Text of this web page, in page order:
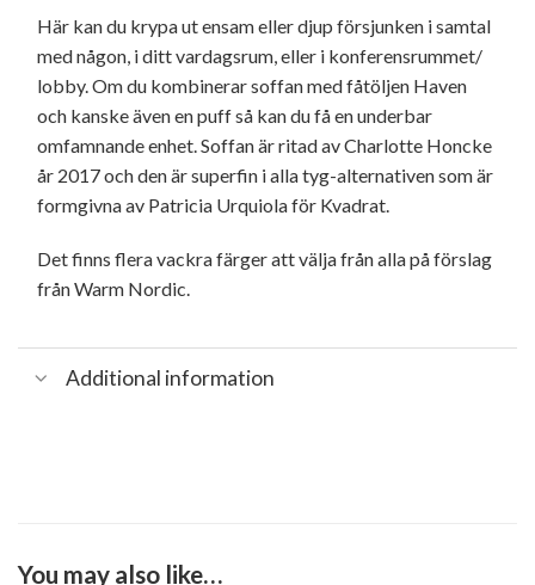
Här kan du krypa ut ensam eller djup försjunken i samtal
med någon, i ditt vardagsrum, eller i konferensrummet/
lobby. Om du kombinerar soffan med fåtöljen Haven
och kanske även en puff så kan du få en underbar
omfamnande enhet. Soffan är ritad av Charlotte Honcke
år 2017 och den är superfin i alla tyg-alternativen som är
formgivna av Patricia Urquiola för Kvadrat.
Det finns flera vackra färger att välja från alla på förslag
från Warm Nordic.
Additional information
You may also like…